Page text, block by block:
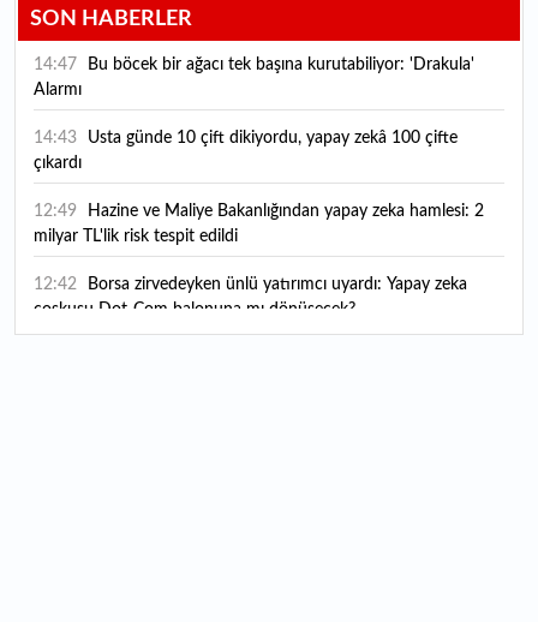
SON HABERLER
14:47
Alarmı
14:43
çıkardı
12:49
milyar TL'lik risk tespit edildi
12:42
coşkusu Dot-Com balonuna mı dönüşecek?